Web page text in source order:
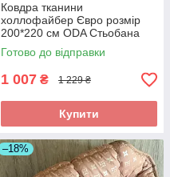
Ковдра тканини
холлофайбер Євро розмір
200*220 см ODA Стьобана
ковдра
Готово до відправки
1 007 ₴ 1 229 ₴
Купити
–18%